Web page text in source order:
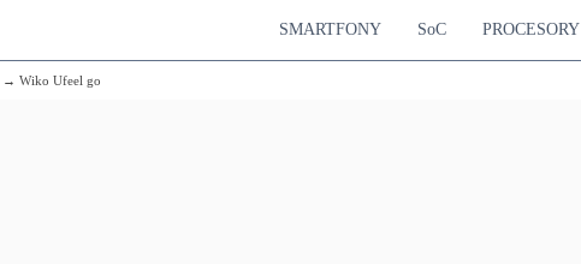
SMARTFONY SoC PROCESORY
→ Wiko Ufeel go